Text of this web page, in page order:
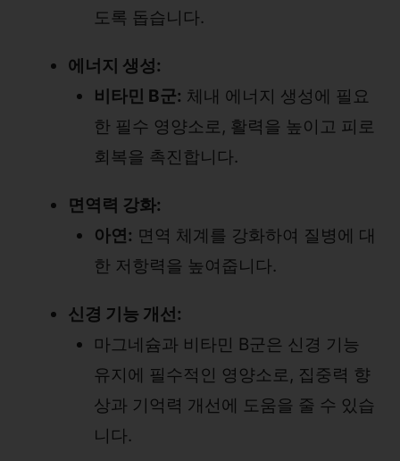
도록 돕습니다.
에너지 생성:
비타민 B군: 체내 에너지 생성에 필요
한 필수 영양소로, 활력을 높이고 피로
회복을 촉진합니다.
면역력 강화:
아연: 면역 체계를 강화하여 질병에 대
한 저항력을 높여줍니다.
신경 기능 개선:
마그네슘과 비타민 B군은 신경 기능
유지에 필수적인 영양소로, 집중력 향
상과 기억력 개선에 도움을 줄 수 있습
니다.